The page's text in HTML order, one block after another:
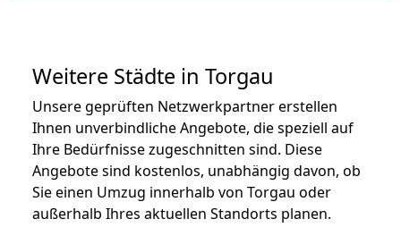
Weitere Städte in Torgau
Unsere geprüften Netzwerkpartner erstellen
Ihnen unverbindliche Angebote, die speziell auf
Ihre Bedürfnisse zugeschnitten sind. Diese
Angebote sind kostenlos, unabhängig davon, ob
Sie einen Umzug innerhalb von Torgau oder
außerhalb Ihres aktuellen Standorts planen.